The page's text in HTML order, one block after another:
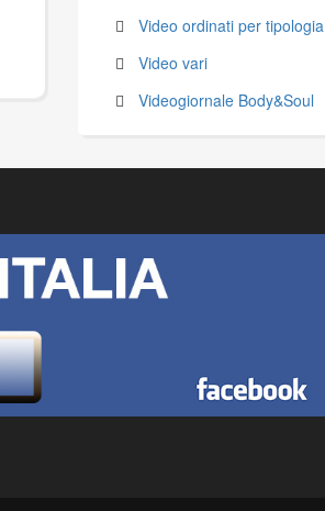
Video ordinati per tipologia
Video vari
Videogiornale Body&Soul